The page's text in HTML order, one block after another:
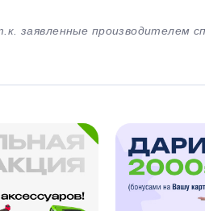
заявленные